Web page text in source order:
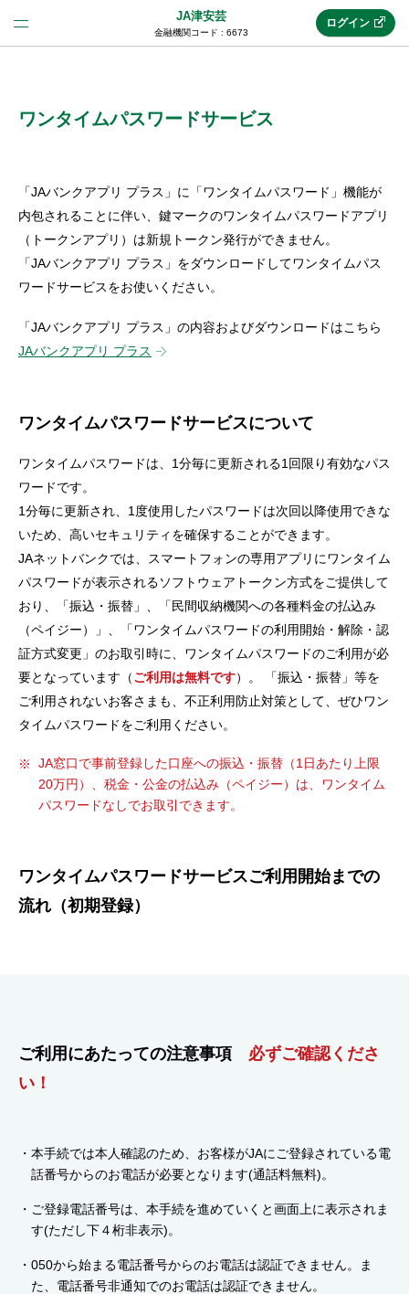
JA津安芸
金融機関コード : 6673
(法人JAネットバンク)
JAネットバンクトップ
セキュリティ
使い方
困った時は
ログイン
ワンタイムパスワードサービス
「JAバンクアプリ プラス」に「ワンタイムパスワード」機能が
内包されることに伴い、鍵マークのワンタイムパスワードアプリ
（トークンアプリ）は新規トークン発行ができません。
「JAバンクアプリ プラス」をダウンロードしてワンタイムパス
ワードサービスをお使いください。
「JAバンクアプリ プラス」の内容およびダウンロードはこちら
JAバンクアプリ プラス
ワンタイムパスワードサービスについて
ワンタイムパスワードは、1分毎に更新される1回限り有効なパス
ワードです。
1分毎に更新され、1度使用したパスワードは次回以降使用できな
いため、高いセキュリティを確保することができます。
JAネットバンクでは、スマートフォンの専用アプリにワンタイム
パスワードが表示されるソフトウェアトークン方式をご提供して
おり、「振込・振替」、「民間収納機関への各種料金の払込み
（ペイジー）」、「ワンタイムパスワードの利用開始・解除・認
証方式変更」のお取引時に、ワンタイムパスワードのご利用が必
要となっています（ご利用は無料です）。 「振込・振替」等を
ご利用されないお客さまも、不正利用防止対策として、ぜひワン
タイムパスワードをご利用ください。
JA窓口で事前登録した口座への振込・振替（1日あたり上限
20万円）、税金・公金の払込み（ペイジー）は、ワンタイム
パスワードなしでお取引できます。
ワンタイムパスワードサービスご利用開始までの
流れ（初期登録）
ご利用にあたっての注意事項 必ずご確認くださ
い！
本手続では本人確認のため、お客様がJAにご登録されている電
話番号からのお電話が必要となります(通話料無料)。
ご登録電話番号は、本手続を進めていくと画面上に表示されま
す(ただし下４桁非表示)。
050から始まる電話番号からのお電話は認証できません。ま
た、電話番号非通知でのお電話は認証できません。